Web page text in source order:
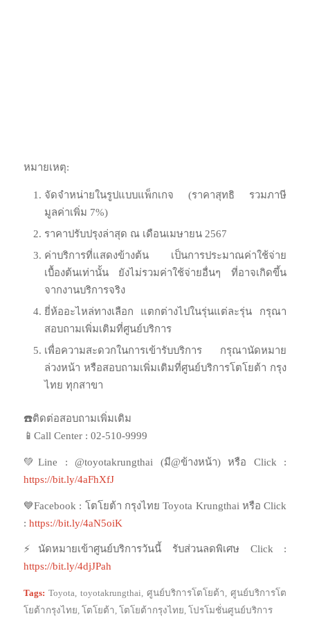
หมายเหตุ:
จัดจำหน่ายในรูปแบบแพ็กเกจ (ราคาสุทธิ รวมภาษี
มูลค่าเพิ่ม 7%)
ราคาปรับปรุงล่าสุด ณ เดือนเมษายน 2567
ค่าบริการที่แสดงข้างต้น เป็นการประมาณค่าใช้จ่าย
เบื้องต้นเท่านั้น ยังไม่รวมค่าใช้จ่ายอื่นๆ ที่อาจเกิดขึ้น
จากงานบริการจริง
ยี่ห้ออะไหล่ทางเลือก แตกต่างไปในรุ่นแต่ละรุ่น กรุณา
สอบถามเพิ่มเติมที่ศูนย์บริการ
เพื่อความสะดวกในการเข้ารับบริการ กรุณานัดหมาย
ล่วงหน้า หรือสอบถามเพิ่มเติมที่ศูนย์บริการโตโยต้า กรุง
ไทย ทุกสาขา
☎️ติดต่อสอบถามเพิ่มเติม
📱Call Center : 02-510-9999
💚Line : @toyotakrungthai (มี@ข้างหน้า) หรือ Click :
https://bit.ly/4aFhXfJ
💙Facebook : โตโยต้า กรุงไทย Toyota Krungthai หรือ Click
: https://bit.ly/4aN5oiK
⚡นัดหมายเข้าศูนย์บริการวันนี้ รับส่วนลดพิเศษ Click :
https://bit.ly/4djJPah
Tags: Toyota, toyotakrungthai,ศูนย์บริการโตโยต้า,ศูนย์บริการโต
โยต้ากรุงไทย, โตโยต้า, โตโยต้ากรุงไทย, โปรโมชั่นศูนย์บริการ